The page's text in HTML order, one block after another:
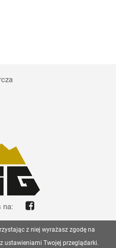
na:
Izba Gospodarcza 2026
z niej wyrażasz zgodę na
ustawieniami Twojej przeglądarki.